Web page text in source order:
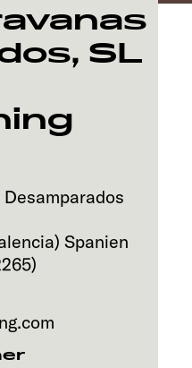
SL
Spanien
)